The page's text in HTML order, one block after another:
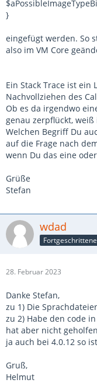
}
eingefügt werden. So
also im VM Core
Ein Stack Trace ist ein
Nachvollziehen des
Ob es da irgendwo
genau zerpflückt,
Welchen Begriff Du
auf die Frage nach
wenn Du das eine
Grüße
Stefan
wdad
28. Februar 2023
Danke Stefan,
zu 1) Die
zu 2) Habe den code
hat aber nicht
ja auch bei 4.0.12 so
Gruß,
Helmut